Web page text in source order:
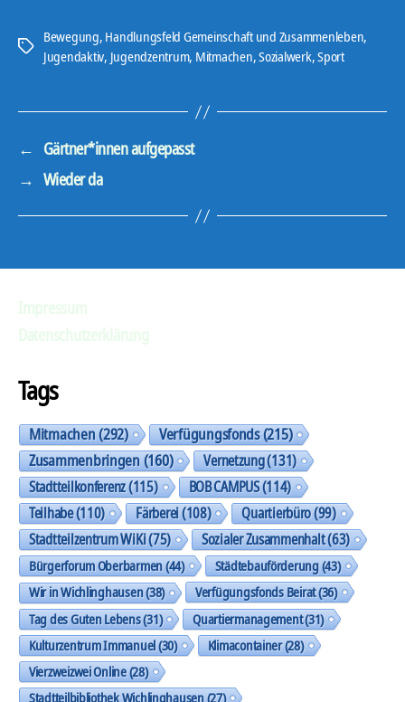
Schlagwörter
Bewegung, Handlungsfeld Gemeinschaft und Zusammenleben,
Jugendaktiv, Jugendzentrum, Mitmachen,Sozialwerk,Sport
← Gärtner*innen aufgepasst
→ Wieder da
Tags
Mitmachen(292) Verfügungsfonds(215)
Zusammenbringen(160) Vernetzung(131)
Stadtteilkonferenz(115) BOB CAMPUS(114)
Teilhabe(110) Färberei(108) Quartierbüro(99)
Stadtteilzentrum WiKi(75) Sozialer Zusammenhalt(63)
Bürgerforum Oberbarmen(44) Städtebauförderung(43)
Wir in Wichlinghausen(38) Verfügungsfonds Beirat(36)
Tag des Guten Lebens(31) Quartiermanagement(31)
Kulturzentrum Immanuel(30) Klimacontainer(28)
Vierzweizwei Online(28)
Stadtteilbibliothek Wichlinghausen(27)